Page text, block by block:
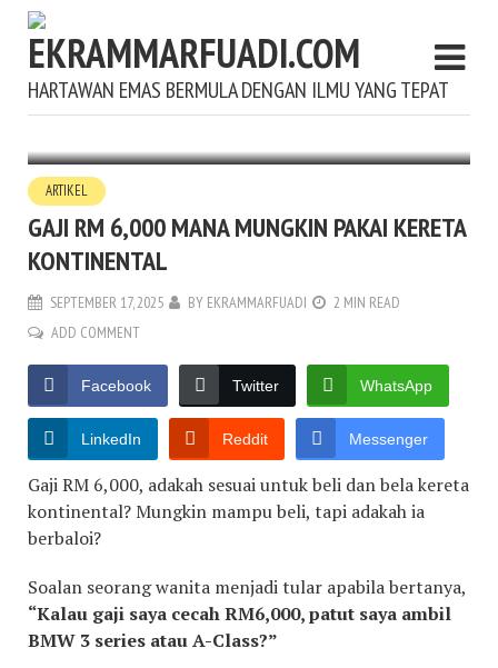
HARTAWAN EMAS BERMULA DENGAN ILMU YANG TEPAT
ARTIKEL
GAJI RM 6,000 MANA MUNGKIN PAKAI KERETA
KONTINENTAL
SEPTEMBER 17, 2025 BY EKRAMMARFUADI
2 MIN READ
ADD COMMENT
Facebook Twitter WhatsApp
LinkedIn Reddit Messenger
Gaji RM 6,000, adakah sesuai untuk beli dan bela kereta
kontinental? Mungkin mampu beli, tapi adakah ia
berbaloi?
Soalan seorang wanita menjadi tular apabila bertanya,
“Kalau gaji saya cecah RM6,000, patut saya ambil
BMW 3 series atau A-Class?”